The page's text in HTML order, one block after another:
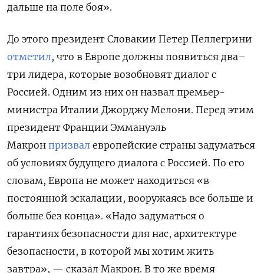
дальше на поле боя».
До этого президент Словакии Петер Пеллегрини
отметил, что в Европе должны появиться два–
три лидера, которые возобновят диалог с
Россией. Одним из них он назвал премьер-
министра Италии Джорджу Мелони. Перед этим
президент Франции Эммануэль
Макрон призвал европейские страны задуматься
об условиях будущего диалога с Россией. По его
словам, Европа не может находиться «в
постоянной эскалации, вооружаясь все больше и
больше без конца». «Надо задуматься о
гарантиях безопасности для нас, архитектуре
безопасности, в которой мы хотим жить
завтра», — сказал Макрон. В то же время